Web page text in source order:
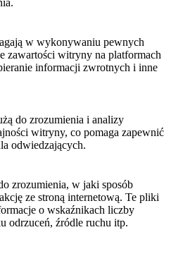
w wykonywaniu pewnych
zawartości witryny na platformach
informacji zwrotnych i inne
do zrozumienia i analizy
witryny, co pomaga zapewnić
odwiedzających.
zrozumienia, w jaki sposób
ze stroną internetową. Te pliki
o wskaźnikach liczby
odrzuceń, źródle ruchu itp.